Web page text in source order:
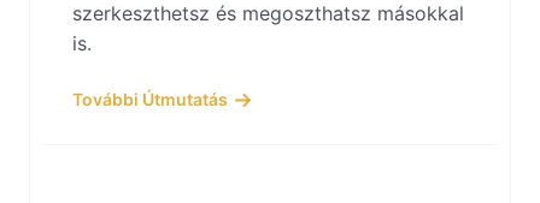
szerkeszthetsz és megoszthatsz másokkal
is.
További Útmutatás